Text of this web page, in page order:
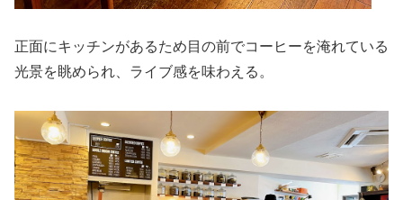
正面にキッチンがあるため目の前でコーヒーを淹れている
光景を眺められ、ライブ感を味わえる。